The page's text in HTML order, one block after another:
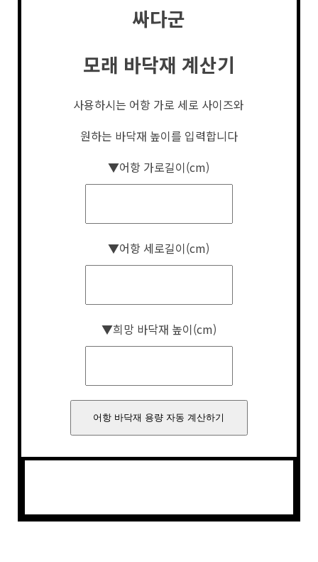
싸다군
모래 바닥재 계산기
사용하시는 어항 가로 세로 사이즈와
원하는 바닥재 높이를 입력합니다
▼어항 가로길이(cm)
▼어항 세로길이(cm)
▼희망 바닥재 높이(cm)